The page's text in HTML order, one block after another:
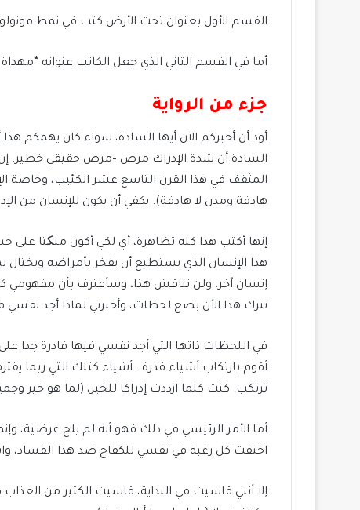
القسم الأول بعنوان تحت الأرض كتب في نمط
أما في القسم الثاني الذي جعل الكاتب عنوانه
جزء من الرواية
أود أن أخبركم الآن أيها السادة، سواء كان يهمكم
السادة أن شدة الإدراك مرض –مرض حقيقي خطير. إن
المثقف في هذا القرن التاسع عشر الكئيب، وخاصة
هادفة ومدن لا هادفة). يكفي أن يكون للإنسان من
إنها أكتب هذا كله تظاهرة، أي لكي أكون منکتا
هذا الإنسان الذي يستطيع أن يفخر بأمراضه
إنسان آخر. ولن نناقش هذا، وسأعترف بأن مفهومي كان
نترك هذا الأن بضع لحظات، وأخبرني لماذا أجد
في اللحظات ذاتها التي أجد نفسي فيها قادرة جدا
أقوم بارتكاب أشياء قذرة.. أشياء كتلك التي ربما
ترتكب. كنت كلما ازددت إدراكا للخير، (لما هو خير
أما الأمر الرئيسي في ذلك فهو أنه لم يلح عرضية،
اختفت كل رغبة في نفسي للكفاح ضد هذا الفساد،
إلا أنني قاسيت في البداية، قاسيت الكثير من